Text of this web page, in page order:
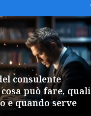
consulente
può fare, quali
e quando serve